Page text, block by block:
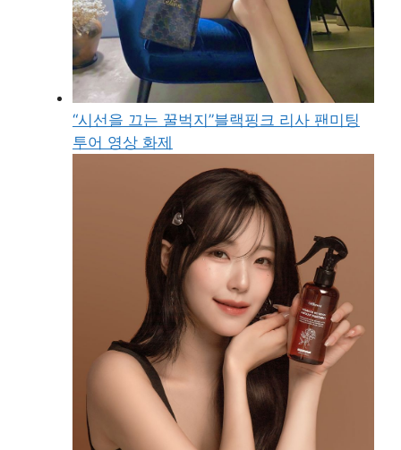
“시선을 끄는 꿀벅지”블랙핑크 리사 팬미팅
투어 영상 화제